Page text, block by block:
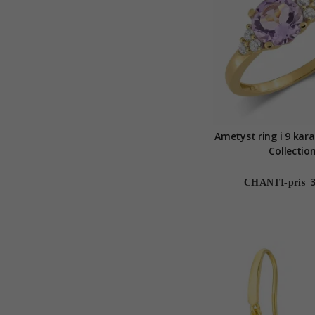
Ametyst ring i 9
CHANTI-pris